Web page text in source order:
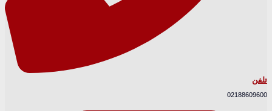
تلفن
02188609600